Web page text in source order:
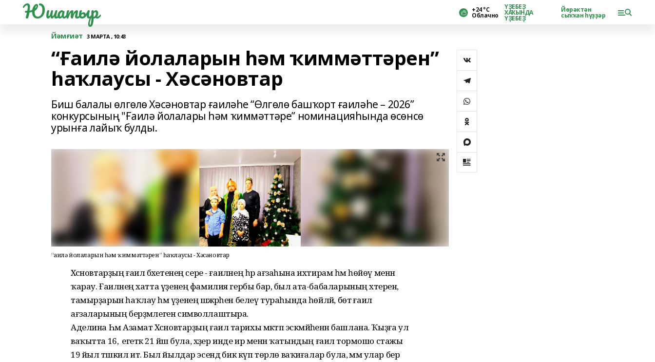
Юшатыр +24 °С
Облачно
ҮҘЕБЕҘ
ХАҠЫНДА
ҮҘЕБЕҘ
Йөрәктән
сыҡҡан һүҙҙәр
Йәмғиәт 3 МАРТА , 10:43
“Ғаилә йолаларын һәм ҡиммәттәрен”
һаҡлаусы - Хәсәновтар
Биш балалы өлгөлө Хәсәновтар ғаиләһе “Өлгөлө башҡорт ғаиләһе – 2026”
конкурсының "Ғаилә йолалары һәм ҡиммәттәре” номинацияһында өсөнсө
урынға лайыҡ булды.
“Ғаилә йолаларын һәм ҡиммәттәрен” һаҡлаусы - Хәсәновтар
Хәсәновтарҙың ғаилә бәхетенең сере - ғаиләнең һәр ағзаһына ихтирам һәм һөйөү менән
ҡарау. Ғаиләнең хатта үҙенең фамилия гербы бар, был ата-бабаларының хәтерен,
тамырҙарын һаҡлау һәм үҙенең шәжәрәһен белеү тураһында һөйләй, бөтә ғаилә
ағзаларының берҙәмлеген символлаштыра.
Аделина Һәм Азамат Хәсәновтарҙың ғаилә тарихы мәктәп эскәмйәһенән башлана. Ҡыҙға ул
ваҡытта 16, ә егеткә 21 йәш була, хәҙер инде ир менән ҡатындың ғаилә тормошо стажы
19 йыл тәшкил итә. Был йылдар эсендә бик күп төрлө ваҡиғалар була, әммә улар бер